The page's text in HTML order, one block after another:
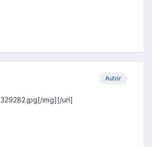
Autor
img][/url]